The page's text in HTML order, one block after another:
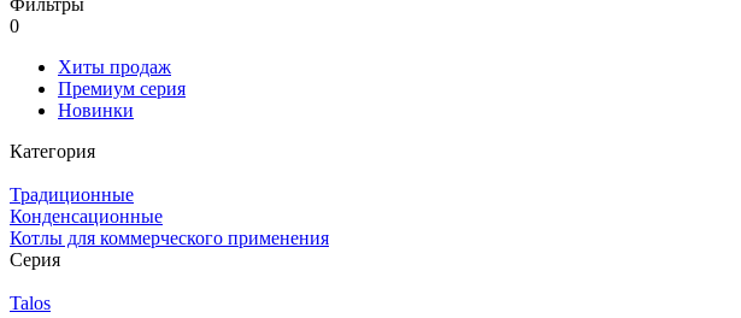
Фильтры
0
Хиты продаж
Премиум серия
Новинки
Категория
Традиционные
Конденсационные
Котлы для коммерческого применения
Серия
Talos